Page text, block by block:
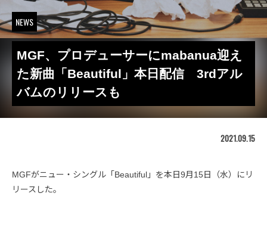
NEWS
MGF、プロデューサーにmabanua迎え
た新曲「Beautiful」本日配信 3rdアル
バムのリリースも
2021.09.15
MGFがニュー・シングル「Beautiful」を本日9月15日（水）にリ
リースした。